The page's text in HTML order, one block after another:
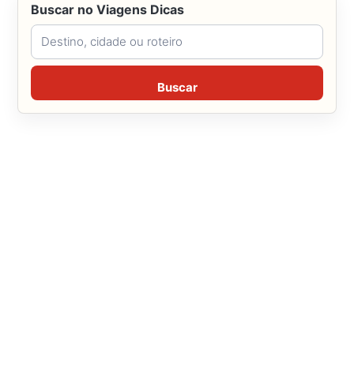
Buscar no Viagens Dicas
Buscar no Viagens Dicas
Buscar